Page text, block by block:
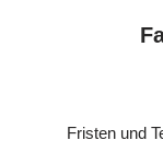
Fristen und